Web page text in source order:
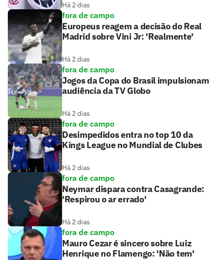
Há 2 dias
fora de campo
Europeus reagem a decisão do Real
Madrid sobre Vini Jr: 'Realmente'
Há 2 dias
fora de campo
Jogos da Copa do Brasil impulsionam
audiência da TV Globo
Há 2 dias
fora de campo
Desimpedidos entra no top 10 da
Kings League no Mundial de Clubes
Há 2 dias
fora de campo
Neymar dispara contra Casagrande:
'Respirou o ar errado'
Há 2 dias
fora de campo
Mauro Cezar é sincero sobre Luiz
Henrique no Flamengo: 'Não tem'